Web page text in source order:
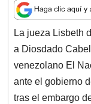
a
t
s
A
p
p
c
e
b
o
o
k
I
La jueza Lisbeth
a Diosdado
venezolano El
ante el gobierno
tras el embargo